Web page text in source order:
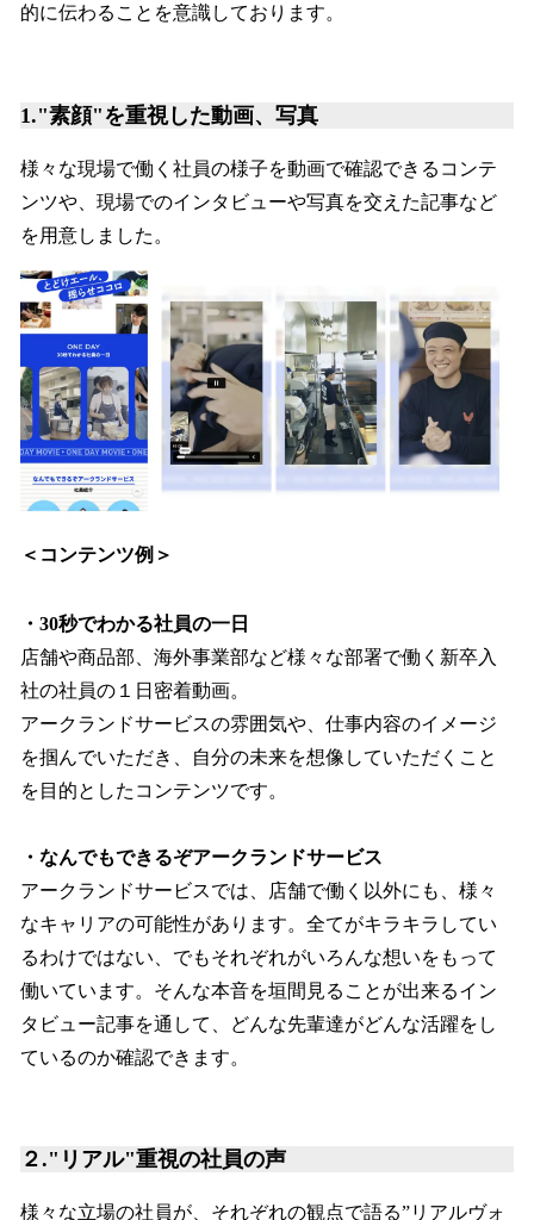
的に伝わることを意識しております。
1."素顔"を重視した動画、写真
様々な現場で働く社員の様子を動画で確認できるコンテ
ンツや、現場でのインタビューや写真を交えた記事など
を用意しました。
＜コンテンツ例＞
・30秒でわかる社員の一日
店舗や商品部、海外事業部など様々な部署で働く新卒入
社の社員の１日密着動画。
アークランドサービスの雰囲気や、仕事内容のイメージ
を掴んでいただき、自分の未来を想像していただくこと
を目的としたコンテンツです。
・なんでもできるぞアークランドサービス
アークランドサービスでは、店舗で働く以外にも、様々
なキャリアの可能性があります。全てがキラキラしてい
るわけではない、でもそれぞれがいろんな想いをもって
働いています。そんな本音を垣間見ることが出来るイン
タビュー記事を通して、どんな先輩達がどんな活躍をし
ているのか確認できます。
２."リアル"重視の社員の声
様々な立場の社員が、それぞれの観点で語る”リアルヴォ